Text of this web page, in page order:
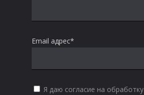
Email адрес*
Я даю согласие на обработку